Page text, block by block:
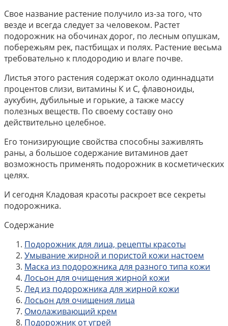
Свое название растение получило из-за того, что
везде и всегда следует за человеком. Растет
подорожник на обочинах дорог, по лесным опушкам,
побережьям рек, пастбищах и полях. Растение весьма
требовательно к плодородию и влаге почве.
Листья этого растения содержат около одиннадцати
процентов слизи, витамины К и С, флавоноиды,
аукубин, дубильные и горькие, а также массу
полезных веществ. По своему составу оно
действительно целебное.
Его тонизирующие свойства способны заживлять
раны, а большое содержание витаминов дает
возможность применять подорожник в косметических
целях.
И сегодня Кладовая красоты раскроет все секреты
подорожника.
Содержание
Подорожник для лица, рецепты красоты
Умывание жирной и пористой кожи настоем
Маска из подорожника для разного типа кожи
Лосьон для очищения жирной кожи
Лед из подорожника для жирной кожи
Лосьон для очищения лица
Омолаживающий крем
Подорожник от угрей